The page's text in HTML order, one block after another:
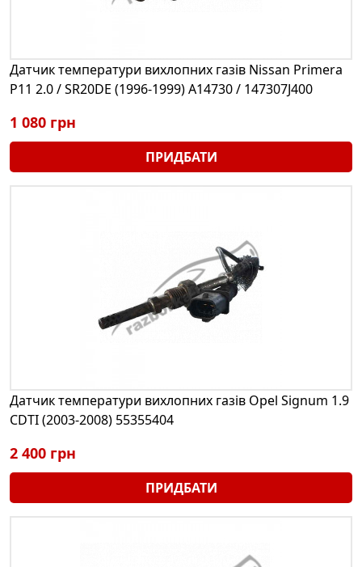
Датчик температури вихлопних газів Nissan Primera
P11 2.0 / SR20DE (1996-1999) A14730 / 147307J400
1 080 грн
ПРИДБАТИ
Датчик температури вихлопних газів Opel Signum 1.9
CDTI (2003-2008) 55355404
2 400 грн
ПРИДБАТИ